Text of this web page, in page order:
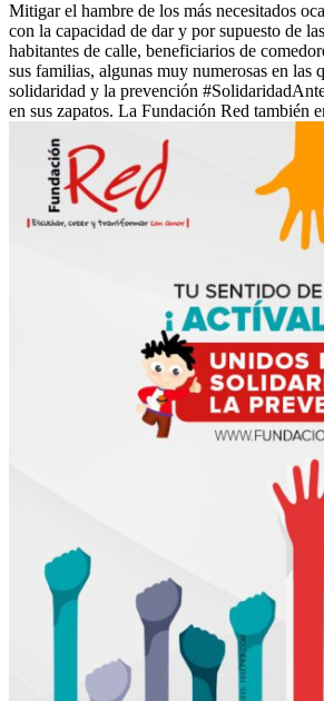
Mitigar el hambre de los más necesitados
con la capacidad de dar y por supuesto de
habitantes de calle, beneficiarios de
sus familias, algunas muy numerosas en las
solidaridad y la prevención
en sus zapatos. La Fundación Red también